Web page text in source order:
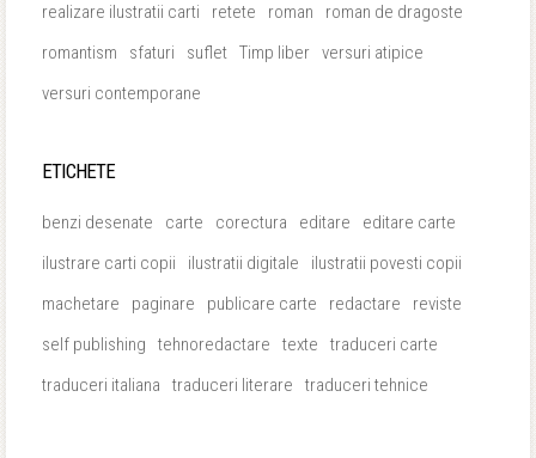
realizare ilustratii carti
retete roman
roman de dragoste
romantism
sfaturi suflet Timp liber versuri atipice
versuri contemporane
ETICHETE
benzi desenate carte corectura editare
editare carte
ilustrare carti copii
ilustratii digitale
ilustratii povesti copii
machetare
paginare publicare carte redactare
reviste
self publishing
tehnoredactare texte
traduceri carte
traduceri italiana
traduceri literare traduceri tehnice